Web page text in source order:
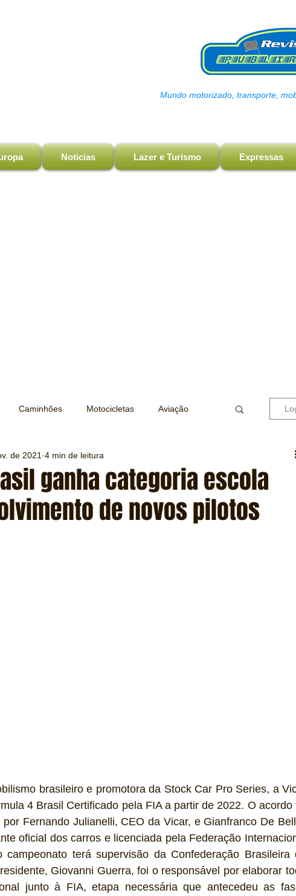
Mundo motorizado, transporte,
Noticias Lazer e Turismo Expressas
Caminhões Motocicletas Aviação
Trens e Metrô
e Comparativos Máquinas e Equipamentos
ganha categoria escola
de novos pilotos
de 2021 4 min de leitura
brasileiro e promotora da Stock Car Pro Series, a
4 Brasil Certificado pela FIA a partir de 2022. O acordo
Fernando Julianelli, CEO da Vicar, e Gianfranco De
oficial dos carros e licenciada pela Federação
terá supervisão da Confederação Brasileira
Giovanni Guerra, foi o responsável por elaborar
junto à FIA, etapa necessária que antecedeu as